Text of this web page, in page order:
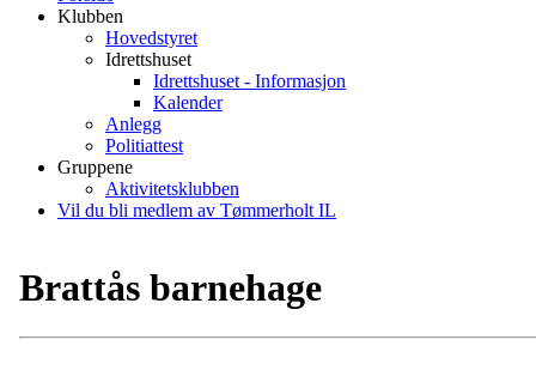
Klubben
Hovedstyret
Idrettshuset
Idrettshuset - Informasjon
Kalender
Anlegg
Politiattest
Gruppene
Aktivitetsklubben
Vil du bli medlem av Tømmerholt IL
Brattås barnehage